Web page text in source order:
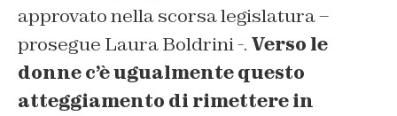
approvato nella scorsa legislatura –
prosegue Laura Boldrini -. Verso le
donne c’è ugualmente questo
atteggiamento di rimettere in